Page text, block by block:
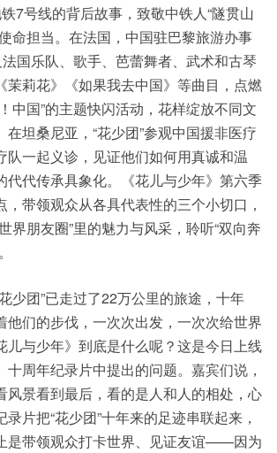
7号线的背后故事，致敬中铁人“隧贯山
命担当。在法国，中国驻巴黎旅游办事
法国乐队、歌手、芭蕾舞者、武术和古琴
茉莉花》《如果我去中国》等曲目，点燃
中国”的主题快闪活动，花样绽放不同文
在坦桑尼亚，“花少团”参观中国援非医疗
队一起义诊，见证他们如何用真诚和温
代代传承具象化。《花儿与少年》第六季
，带领观众从各具代表性的三个小切口，
界朋友圈”里的魅力与风采，聆听“双向奔
团”已走过了22万公里的旅途，十年
他们的步伐，一次次出发，一次次给世界
儿与少年》到底是什么呢？这是今日上线
十周年纪录片中提出的问题。嘉宾们说，
风景看到最后，看的是人和人的相处，心
片把“花少团”十年来的足迹串联起来，
是带领观众打卡世界、见证友谊——因为